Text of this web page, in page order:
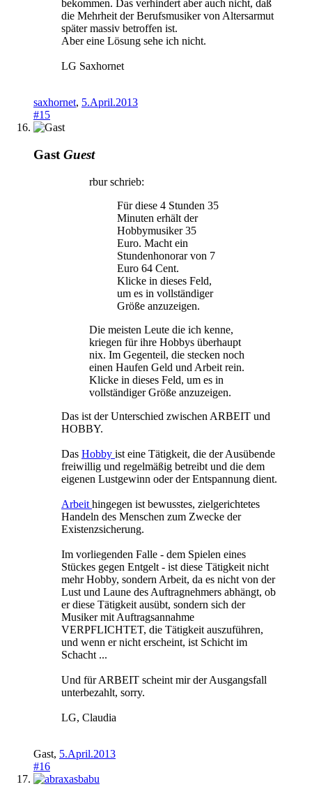
bekommen. Das verhindert aber auch nicht, daß
die Mehrheit der Berufsmusiker von Altersarmut
später massiv betroffen ist.
Aber eine Lösung sehe ich nicht.
LG Saxhornet
saxhornet, 5.April.2013
#15
Gast Guest
rbur schrieb:
Für diese 4 Stunden 35
Minuten erhält der
Hobbymusiker 35
Euro. Macht ein
Stundenhonorar von 7
Euro 64 Cent.
Klicke in dieses Feld,
um es in vollständiger
Größe anzuzeigen.
Die meisten Leute die ich kenne,
kriegen für ihre Hobbys überhaupt
nix. Im Gegenteil, die stecken noch
einen Haufen Geld und Arbeit rein.
Klicke in dieses Feld, um es in
vollständiger Größe anzuzeigen.
Das ist der Unterschied zwischen ARBEIT und
HOBBY.
Das Hobby ist eine Tätigkeit, die der Ausübende
freiwillig und regelmäßig betreibt und die dem
eigenen Lustgewinn oder der Entspannung dient.
Arbeit hingegen ist bewusstes, zielgerichtetes
Handeln des Menschen zum Zwecke der
Existenzsicherung.
Im vorliegenden Falle - dem Spielen eines
Stückes gegen Entgelt - ist diese Tätigkeit nicht
mehr Hobby, sondern Arbeit, da es nicht von der
Lust und Laune des Auftragnehmers abhängt, ob
er diese Tätigkeit ausübt, sondern sich der
Musiker mit Auftragsannahme
VERPFLICHTET, die Tätigkeit auszuführen,
und wenn er nicht erscheint, ist Schicht im
Schacht ...
Und für ARBEIT scheint mir der Ausgangsfall
unterbezahlt, sorry.
LG, Claudia
Gast, 5.April.2013
#16